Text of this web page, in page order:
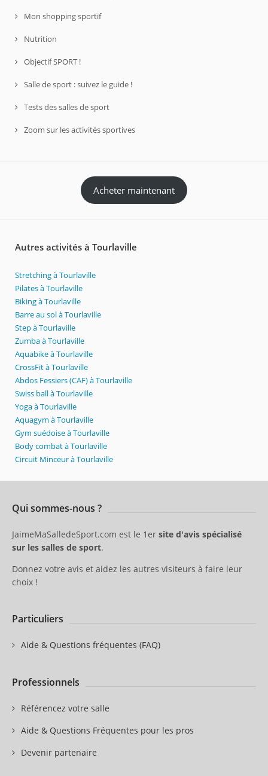
Mon shopping sportif
Nutrition
Objectif SPORT !
Salle de sport : suivez le guide !
Tests des salles de sport
Zoom sur les activités sportives
Acheter maintenant
Autres activités à Tourlaville
Stretching à Tourlaville
Pilates à Tourlaville
Biking à Tourlaville
Barre au sol à Tourlaville
Step à Tourlaville
Zumba à Tourlaville
Aquabike à Tourlaville
CrossFit à Tourlaville
Abdos Fessiers (CAF) à Tourlaville
Swiss ball à Tourlaville
Yoga à Tourlaville
Aquagym à Tourlaville
Gym suédoise à Tourlaville
Body combat à Tourlaville
Circuit Minceur à Tourlaville
Qui sommes-nous ?
JaimeMaSalledeSport.com est le 1er site d'avis spécialisé
sur les salles de sport.
Donnez votre avis et aidez les autres visiteurs à faire leur
choix !
Particuliers
Aide & Questions fréquentes (FAQ)
Professionnels
Référencez votre salle
Aide & Questions Fréquentes pour les pros
Devenir partenaire